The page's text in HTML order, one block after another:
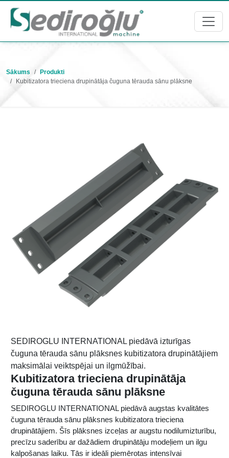
Sākums
Produkti
Kubitizatora trieciena drupinātāja čuguna tērauda sānu plāksne
SEDIROGLU INTERNATIONAL piedāvā izturīgas
čuguna tērauda sānu plāksnes kubitizatora drupinātājiem
maksimālai veiktspējai un ilgmūžībai.
Kubitizatora trieciena drupinātāja
čuguna tērauda sānu plāksne
SEDIROGLU INTERNATIONAL piedāvā augstas kvalitātes
čuguna tērauda sānu plāksnes kubitizatora trieciena
drupinātājiem. Šīs plāksnes izceļas ar augstu nodilumizturību,
precīzu saderību ar dažādiem drupinātāju modeļiem un ilgu
kalpošanas laiku. Tās ir ideāli piemērotas intensīvai